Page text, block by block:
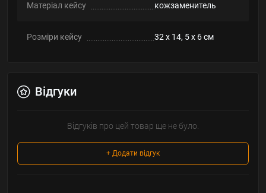
Матеріал кейсу кожзаменитель
Розміри кейсу 32 x 14, 5 x 6 см
Відгуки
Відгуків про цей товар ще не було.
+ Додати відгук